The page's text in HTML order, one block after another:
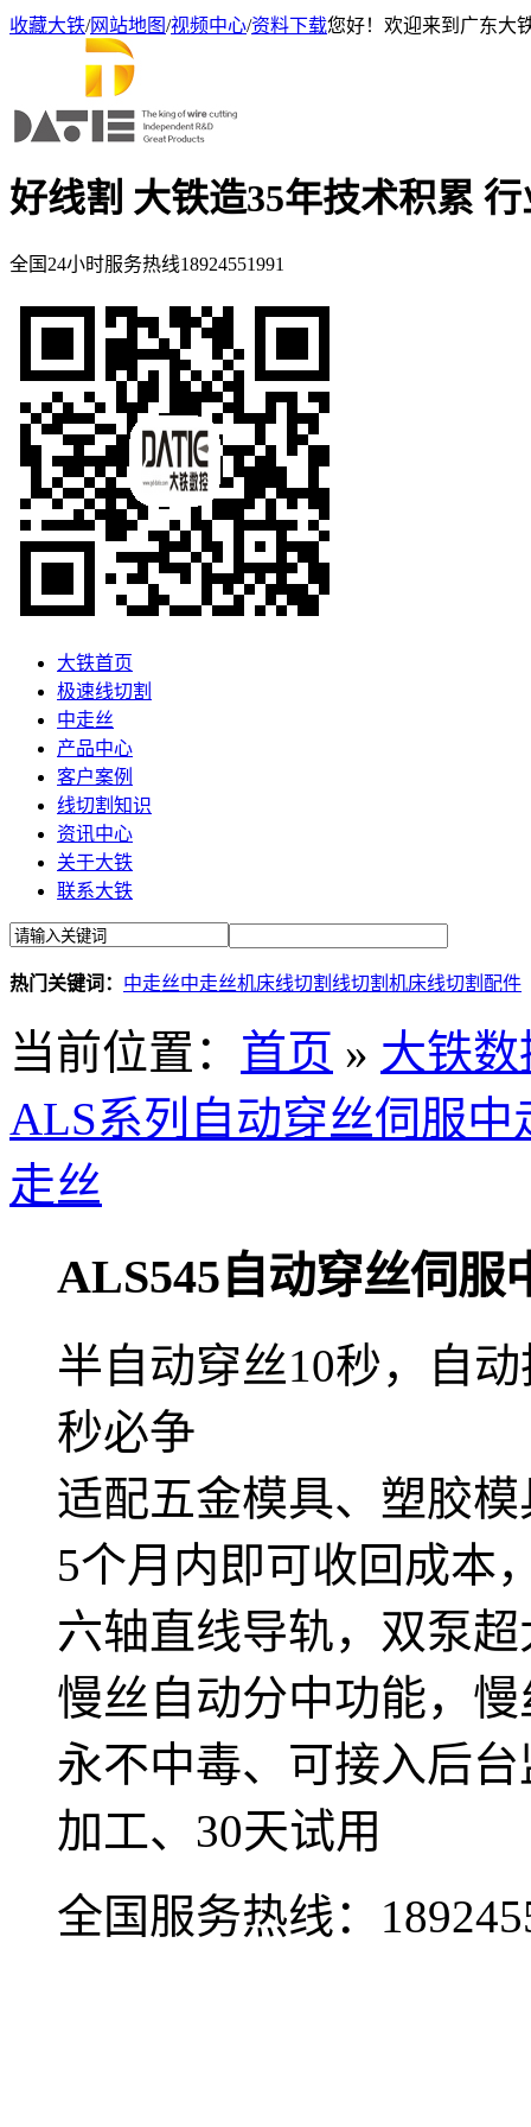
收藏大铁/网站地图/视频中心/资料下载您好！欢迎来到广东大
好线割 大铁造35年技术积累
全国24小时服务热线18924551991
大铁首页
极速线切割
中走丝
产品中心
客户案例
线切割知识
资讯中心
关于大铁
联系大铁
热门关键词： 中走丝中走丝机床线切割 线切割机床线切割配件
当前位置： 首页 » 大铁
ALS系列自动穿丝伺服中
走丝
ALS545自动穿丝伺服
半自动穿丝10秒，自
秒必争
适配五金模具、塑胶
5个月内即可收回成本
六轴直线导轨，双泵
慢丝自动分中功能，
永不中毒、可接入后
加工、30天试用
全国服务热线：